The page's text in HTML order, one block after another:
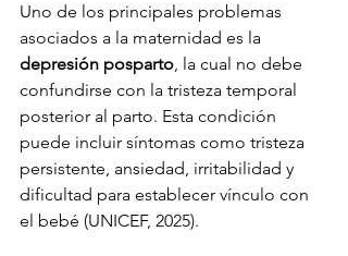
Uno de los principales problemas
asociados a la maternidad es la
depresión posparto, la cual no debe
confundirse con la tristeza temporal
posterior al parto. Esta condición
puede incluir síntomas como tristeza
persistente, ansiedad, irritabilidad y
dificultad para establecer vínculo con
el bebé (UNICEF, 2025).